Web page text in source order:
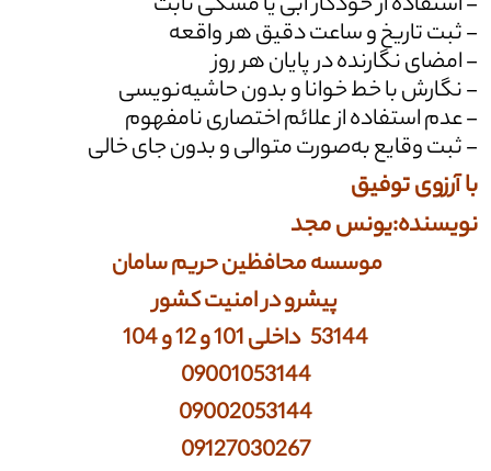
- ثبت تاریخ و ساعت دقیق هر واقعه
- امضای نگارنده در پایان هر روز
- نگارش با خط خوانا و بدون حاشیه‌نویسی
- عدم استفاده از علائم اختصاری نامفهوم
- ثبت وقایع به‌صورت متوالی و بدون جای خالی
با آرزوی توفیق
نویسنده:یونس مجد
موسسه محافظین حریم سامان
پیشرو در امنیت کشور
53144 داخلی 101 و 12 و 104
09001053144
09002053144
09127030267